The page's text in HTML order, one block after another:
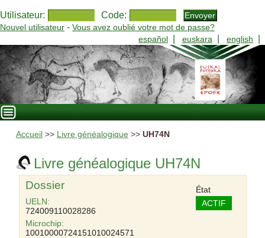
Utilisateur: Code:
Nouvel utilisateur - Vous avez oublié votre mot de passe?
español
euskara english
Accueil >> Livre généalogique >> UH74N
Livre généalogique UH74N
Dossier
UELN:
724009110028286
Microchip:
10010000724151010024571
État
ACTIF